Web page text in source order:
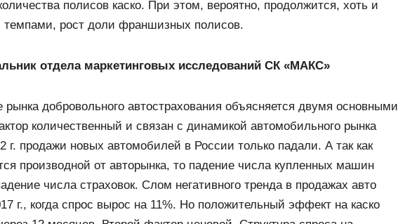
полисов каско. При этом, вероятно, продолжится, хоть и
рост доли франшизных полисов.
отдела маркетинговых исследований СК «МАКС»
добровольного автострахования объясняется двумя основными
количественный и связан с динамикой автомобильного рынка
г. продажи новых автомобилей в России только падали. А так как
производной от авторынка, то падение числа купленных машин
числа страховок. Слом негативного тренда в продажах авто
г., когда спрос вырос на 11%. Но положительный эффект на каско